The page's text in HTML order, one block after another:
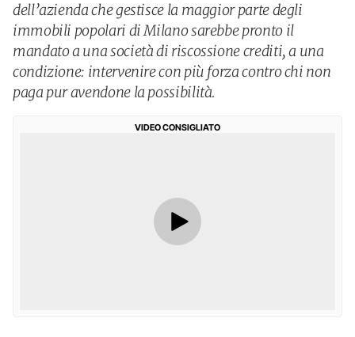
dell’azienda che gestisce la maggior parte degli
immobili popolari di Milano sarebbe pronto il
mandato a una società di riscossione crediti, a una
condizione: intervenire con più forza contro chi non
paga pur avendone la possibilità.
VIDEO CONSIGLIATO